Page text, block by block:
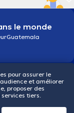
le monde
Guatemala
confidentialité
pour assurer le
et améliorer
proposer des
tiers.